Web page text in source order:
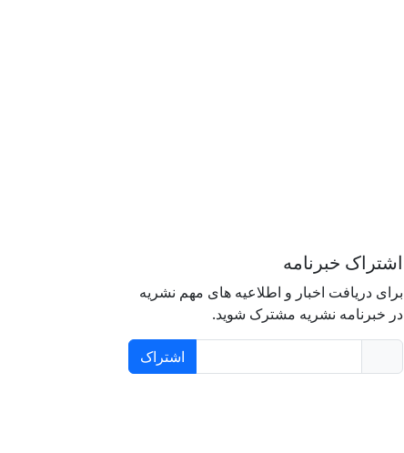
اشتراک خبرنامه
برای دریافت اخبار و اطلاعیه های مهم نشریه
در خبرنامه نشریه مشترک شوید.
اشتراک